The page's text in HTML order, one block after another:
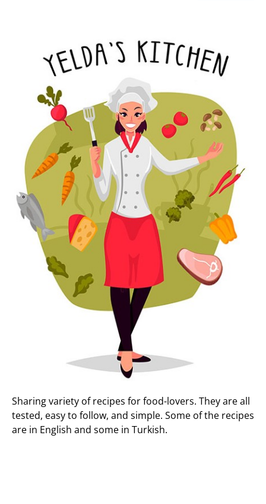
Sharing variety of recipes for food-lovers. They are all
tested, easy to follow, and simple. Some of the recipes
are in English and some in Turkish.